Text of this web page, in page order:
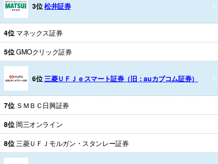
3位松井証券
4位 マネックス証券
5位GMOクリック証券
6位 三菱ＵＦＪｅスマート証券（旧：auカブコム証券）
7位 ＳＭＢＣ日興証券
8位 岡三オンライン
8位 三菱ＵＦＪモルガン・スタンレー証券